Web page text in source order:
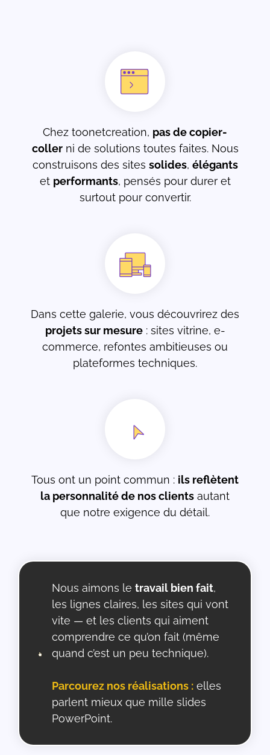
Chez toonetcreation, pas de copier-
collerni de solutions toutes faites. Nous
construisons des sites solides, élégants
et performants, pensés pour durer et
surtout pour convertir.
Dans cette galerie, vous découvrirez des
projets sur mesure: sites vitrine, e-
commerce, refontes ambitieuses ou
plateformes techniques.
Tous ont un point commun : ils reflètent
la personnalité de nos clients autant
que notre exigence du détail.
Nous aimons letravail bien fait,
les lignes claires, les sites qui vont
vite — et les clients qui aiment
comprendre ce qu’on fait (même
quand c’est un peu technique).
Parcourez nos réalisations : elles
parlent mieux que mille slides
PowerPoint.